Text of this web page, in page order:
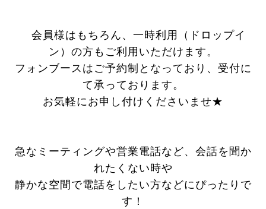
会員様はもちろん、一時利用（ドロップイ
ン）の方もご利用いただけます。
フォンブースはご予約制となっており、受付に
て承っております。
お気軽にお申し付けくださいませ★
急なミーティングや営業電話など、会話を聞か
れたくない時や
静かな空間で電話をしたい方などにぴったりで
す！